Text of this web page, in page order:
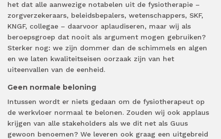
het dat alle aanwezige notabelen uit de fysiotherapie –
zorgverzekeraars, beleidsbepalers, wetenschappers, SKF,
KNGF, collegae – daarvoor aplaudiseren, maar wij als
beroepsgroep dat nooit als argument mogen gebruiken?
Sterker nog: we zijn dommer dan de schimmels en algen
en we laten kwaliteitseisen oorzaak zijn van het
uiteenvallen van de eenheid.
Geen normale beloning
Intussen wordt er niets gedaan om de fysiotherapeut op
de werkvloer normaal te belonen. Zouden wij ook applaus
krijgen van alle stakeholders als we dit net als Guus
gewoon benoemen? We leveren ook graag een uitgebreid